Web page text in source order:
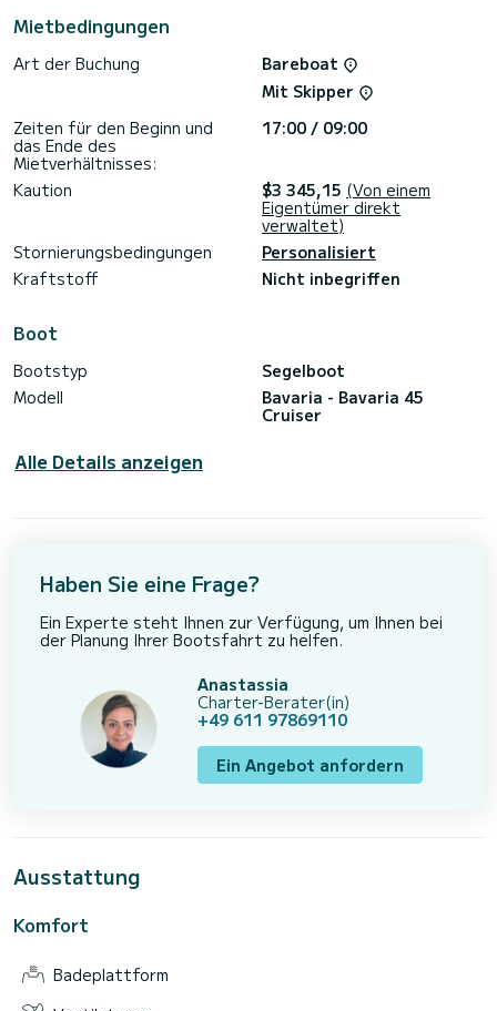
ausgestattet. Es ist unter anderem mit folgender
Ausrüstung ausgestattet: Autopilot, Bugstrahlruder,
Außenlautsprecher, Badeplattform.
Haben Sie Fragen bezüglich des Bootes oder den
Charterbedingungen? Schicken Sie uns einfach eine
Nachricht auf SamBoat, unsere Mitarbeiter beantworten
Mietbedingungen
Art der Buchung
Bareboat
Mit Skipper
Zeiten für den Beginn und
das Ende des
Mietverhältnisses:
17:00 / 09:00
Kaution $3 345,15 (Von einem
Eigentümer direkt
verwaltet)
Stornierungsbedingungen
Personalisiert
Kraftstoff
Nicht inbegriffen
Boot
Bootstyp
Segelboot
Modell
Bavaria - Bavaria 45
Cruiser
Alle Details anzeigen
Haben Sie eine Frage?
Ein Experte steht Ihnen zur Verfügung, um Ihnen bei
der Planung Ihrer Bootsfahrt zu helfen.
Anastassia
Charter-Berater(in)
+49 611 97869110
Ein Angebot anfordern
Ausstattung
Komfort
Badeplattform